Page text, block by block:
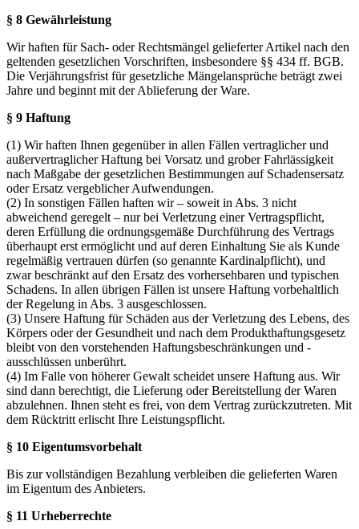
§ 8 Gewährleistung
Wir haften für Sach- oder Rechtsmängel gelieferter Artikel nach den
geltenden gesetzlichen Vorschriften, insbesondere §§ 434 ff. BGB.
Die Verjährungsfrist für gesetzliche Mängelansprüche beträgt zwei
Jahre und beginnt mit der Ablieferung der Ware.
§ 9 Haftung
(1) Wir haften Ihnen gegenüber in allen Fällen vertraglicher und
außervertraglicher Haftung bei Vorsatz und grober Fahrlässigkeit
nach Maßgabe der gesetzlichen Bestimmungen auf Schadensersatz
oder Ersatz vergeblicher Aufwendungen.
(2) In sonstigen Fällen haften wir – soweit in Abs. 3 nicht
abweichend geregelt – nur bei Verletzung einer Vertragspflicht,
deren Erfüllung die ordnungsgemäße Durchführung des Vertrags
überhaupt erst ermöglicht und auf deren Einhaltung Sie als Kunde
regelmäßig vertrauen dürfen (so genannte Kardinalpflicht), und
zwar beschränkt auf den Ersatz des vorhersehbaren und typischen
Schadens. In allen übrigen Fällen ist unsere Haftung vorbehaltlich
der Regelung in Abs. 3 ausgeschlossen.
(3) Unsere Haftung für Schäden aus der Verletzung des Lebens, des
Körpers oder der Gesundheit und nach dem Produkthaftungsgesetz
bleibt von den vorstehenden Haftungsbeschränkungen und -
ausschlüssen unberührt.
(4) Im Falle von höherer Gewalt scheidet unsere Haftung aus. Wir
sind dann berechtigt, die Lieferung oder Bereitstellung der Waren
abzulehnen. Ihnen steht es frei, von dem Vertrag zurückzutreten. Mit
dem Rücktritt erlischt Ihre Leistungspflicht.
§ 10 Eigentumsvorbehalt
Bis zur vollständigen Bezahlung verbleiben die gelieferten Waren
im Eigentum des Anbieters.
§ 11 Urheberrechte